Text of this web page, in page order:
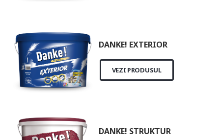
DANKE! EXTERIOR
VEZI PRODUSUL
DANKE! STRUKTUR